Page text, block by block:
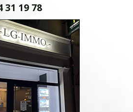
31 19 78